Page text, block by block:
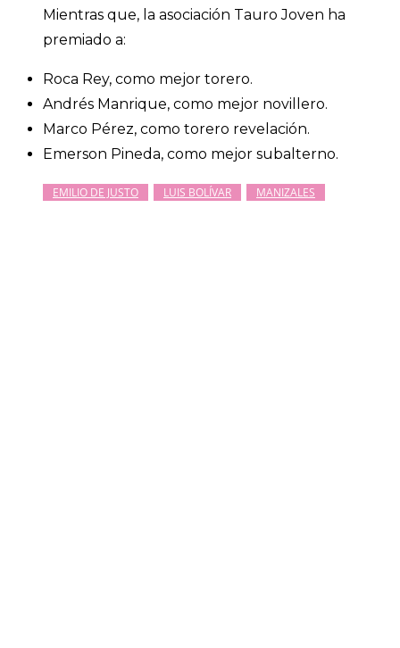
Mientras que, la asociación Tauro Joven ha
premiado a:
Roca Rey, como mejor torero.
Andrés Manrique, como mejor novillero.
Marco Pérez, como torero revelación.
Emerson Pineda, como mejor subalterno.
EMILIO DE JUSTO LUIS BOLÍVAR MANIZALES